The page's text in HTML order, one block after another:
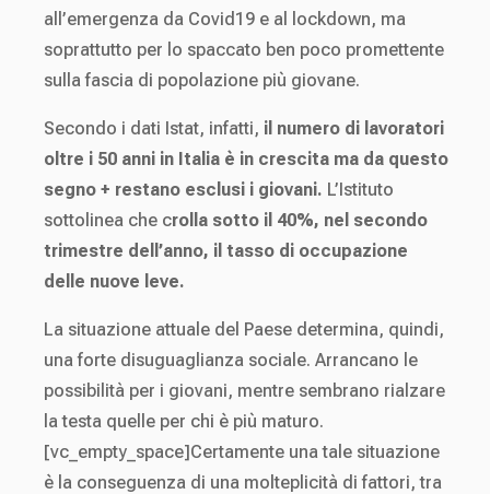
all’emergenza da Covid19 e al lockdown, ma
soprattutto per lo spaccato ben poco promettente
sulla fascia di popolazione più giovane.
Secondo i dati Istat, infatti, il numero di lavoratori
oltre i 50 anni in Italia è in crescita ma da questo
segno + restano esclusi i giovani. L’Istituto
sottolinea che crolla sotto il 40%, nel secondo
trimestre dell’anno, il tasso di occupazione
delle nuove leve.
La situazione attuale del Paese determina, quindi,
una forte disuguaglianza sociale. Arrancano le
possibilità per i giovani, mentre sembrano rialzare
la testa quelle per chi è più maturo.
[vc_empty_space]Certamente una tale situazione
è la conseguenza di una molteplicità di fattori, tra